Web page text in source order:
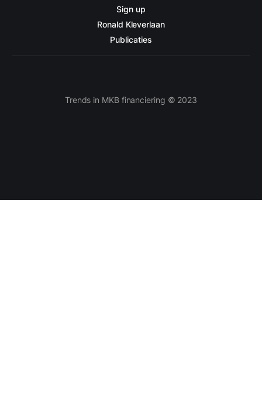
Sign up
Ronald Kleverlaan
Publicaties
Trends in MKB financiering © 2023